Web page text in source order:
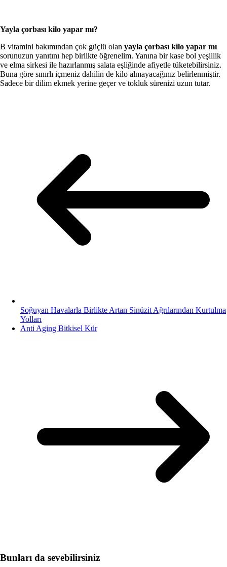
Yayla çorbası kilo yapar mı?
B vitamini bakımından çok güçlü olan yayla çorbası kilo yapar mı
sorunuzun yanıtını hep birlikte öğrenelim. Yanına bir kase bol yeşillik
ve elma sirkesi ile hazırlanmış salata eşliğinde afiyetle tüketebilirsiniz.
Buna göre sınırlı içmeniz dahilin de kilo almayacağınız belirlenmiştir.
Sadece bir dilim ekmek yerine geçer ve tokluk sürenizi uzun tutar.
Soğuyan Havalarla Birlikte Artan Sinüzit Ağrılarından Kurtulma
Yolları
Anti Aging Bitkisel Kür
Bunları da sevebilirsiniz